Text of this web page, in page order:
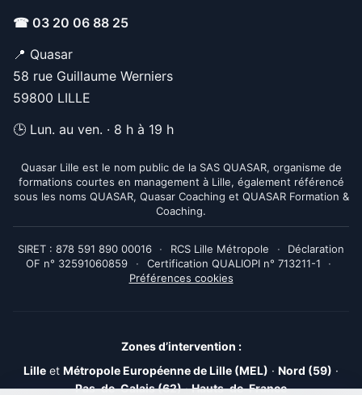
☎ 03 20 06 88 25
📍 Quasar
58 rue Guillaume Werniers
59800 LILLE
🕒 Lun. au ven. · 8 h à 19 h
Quasar Lille est le nom public de la SAS QUASAR, organisme de
formations courtes en management à Lille, également référencé
sous les noms QUASAR, Quasar Coaching et QUASAR Formation &
Coaching.
SIRET : 878 591 890 00016 · RCS Lille Métropole ·
Déclaration
OF n° 32591060859
· Certification QUALIOPI n° 713211-1
·
Préférences cookies
Zones d’intervention :
Lille et Métropole Européenne de Lille (MEL) · Nord (59) ·
Pas-de-Calais (62)·Hauts-de-France